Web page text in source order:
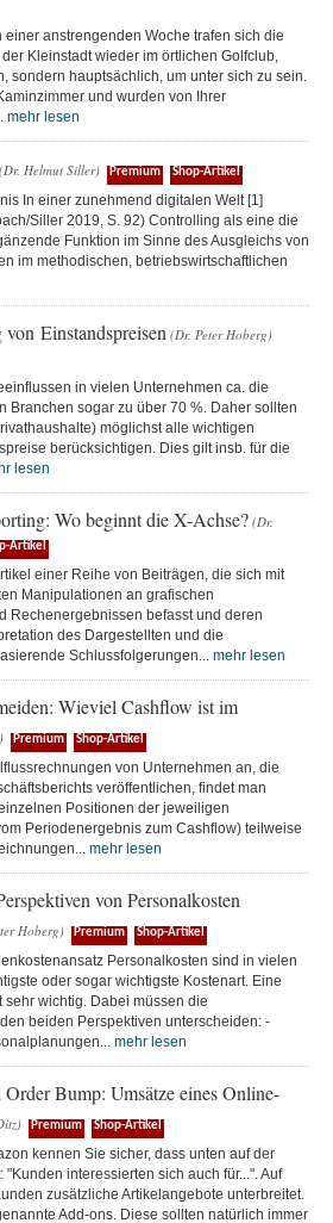
einer anstrengenden Woche trafen sich die
Kleinstadt wieder im örtlichen Golfclub,
sondern hauptsächlich, um unter sich zu sein.
und wurden von Ihrer
mehr lesen
(Dr. Helmut Siller) Premium Shop-Artikel
In einer zunehmend digitalen Welt [1]
Siller 2019, S. 92) Controlling als eine die
Funktion im Sinne des Ausgleichs von
im methodischen, betriebswirtschaftlichen
Einstandspreisen (Dr. Peter Hoberg)
in vielen Unternehmen ca. die
Branchen sogar zu über 70 %. Daher sollten
möglichst alle wichtigen
berücksichtigen. Dies gilt insb. für die
lesen
Wo beginnt die X-Achse? (Dr.
Artikel
einer Reihe von Beiträgen, die sich mit
Manipulationen an grafischen
Rechenergebnissen befasst und deren
des Dargestellten und die
Schlussfolgerungen... mehr lesen
Wieviel Cashflow ist im
Premium Shop-Artikel
von Unternehmen an, die
veröffentlichen, findet man
Positionen der jeweiligen
Periodenergebnis zum Cashflow) teilweise
mehr lesen
von Personalkosten
Hoberg) Premium Shop-Artikel
Personalkosten sind in vielen
oder sogar wichtigste Kostenart. Eine
sehr wichtig. Dabei müssen die
beiden Perspektiven unterscheiden: -
mehr lesen
Bump: Umsätze eines Online-
Premium Shop-Artikel
kennen Sie sicher, dass unten auf der
interessierten sich auch für...". Auf
zusätzliche Artikelangebote unterbreitet.
Add-ons. Diese sollten natürlich immer